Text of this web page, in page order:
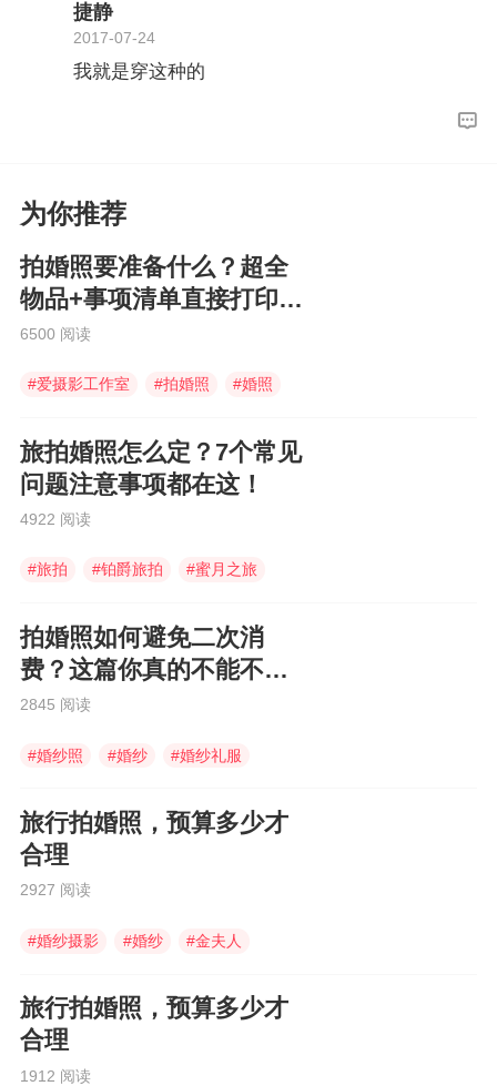
捷静
2017-07-24
我就是穿这种的
为你推荐
拍婚照要准备什么？超全
物品+事项清单直接打印就
能用！
6500 阅读
#爱摄影工作室 #拍婚照 #婚照
旅拍婚照怎么定？7个常见
问题注意事项都在这！
4922 阅读
#旅拍 #铂爵旅拍 #蜜月之旅
拍婚照如何避免二次消
费？这篇你真的不能不
看！
2845 阅读
#婚纱照 #婚纱 #婚纱礼服
旅行拍婚照，预算多少才
合理
2927 阅读
#婚纱摄影 #婚纱 #金夫人
旅行拍婚照，预算多少才
合理
1912 阅读